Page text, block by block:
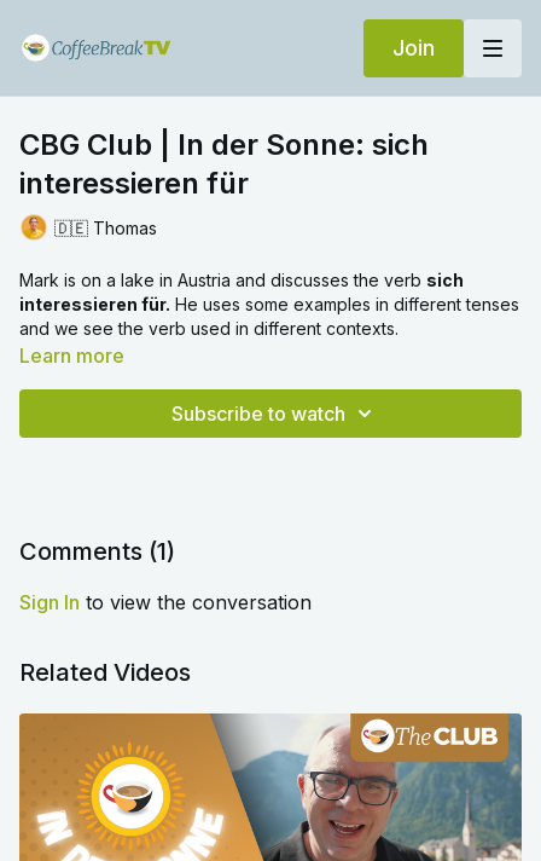
Join
CBG Club | In der Sonne: sich
interessieren für
🇩🇪 Thomas
Mark is on a lake in Austria and discusses the verb sich
interessieren für. He uses some examples in different tenses
and we see the verb used in different contexts.
Learn more
Subscribe to watch
Comments (1)
Sign In to view the conversation
Related Videos